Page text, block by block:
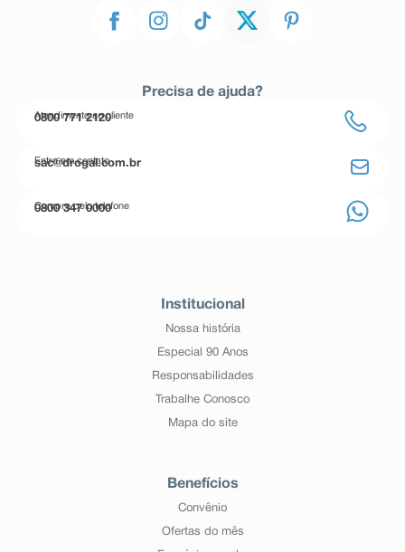
Precisa de ajuda?
Atendimento ao cliente
0800 771 2120
Entre em contato
sac@drogal.com.br
Compre pelo telefone
0800 347 0000
Institucional
Nossa história
Especial 90 Anos
Responsabilidades
Trabalhe Conosco
Mapa do site
Benefícios
Convênio
Ofertas do mês